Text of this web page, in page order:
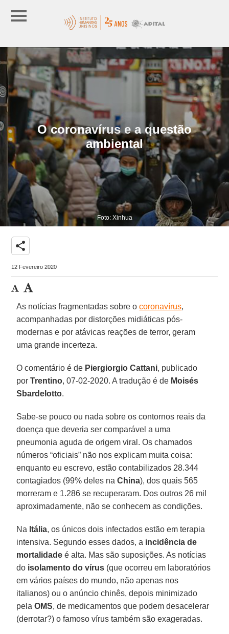
O coronavírus e a questão
ambiental
Foto: Xinhua
share
12 Fevereiro 2020
As notícias fragmentadas sobre ocoronavírus,
acompanhadas por distorções midiáticas pós-
modernas e por atávicas reações de terror, geram
uma grande incerteza.
O comentário é de Piergiorgio Cattani, publicado
porTrentino, 07-02-2020. A tradução é de Moisés
Sbardelotto.
Sabe-se pouco ou nada sobre os contornos reais da
doença que deveria ser comparável a uma
pneumonia aguda de origem viral. Os chamados
números “oficiais” não nos explicam muita coisa:
enquanto eu escrevo, estão contabilizados 28.344
contagiados (99% deles naChina), dos quais 565
morreram e 1.286 se recuperaram. Dos outros 26 mil
aproximadamente, não se conhecem as condições.
Na Itália, os únicos dois infectados estão em terapia
intensiva. Segundo esses dados, a incidência de
mortalidade é alta. Mas são suposições. As notícias
do isolamento do vírus (que ocorreu em laboratórios
em vários países do mundo, não apenas nos
italianos) ou o anúncio chinês, depois minimizado
pelaOMS, de medicamentos que podem desacelerar
(derrotar?) o famoso vírus também são exageradas.